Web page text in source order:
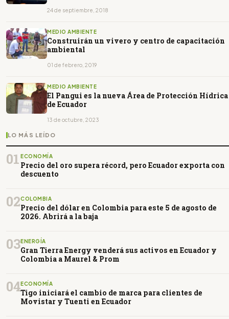
24 de septiembre, 2018
MEDIO AMBIENTE
Construirán un vivero y centro de capacitación
ambiental
01 de febrero, 2019
MEDIO AMBIENTE
El Pangui es la nueva Área de Protección Hídrica
de Ecuador
13 de octubre, 2023
LO MÁS LEÍDO
01 ECONOMÍA
Precio del oro supera récord, pero Ecuador exporta con
descuento
02COLOMBIA
Precio del dólar en Colombia para este 5 de agosto de
2026. Abrirá a la baja
03ENERGÍA
Gran Tierra Energy venderá sus activos en Ecuador y
Colombia a Maurel & Prom
04ECONOMÍA
Tigo iniciará el cambio de marca para clientes de
Movistar y Tuenti en Ecuador